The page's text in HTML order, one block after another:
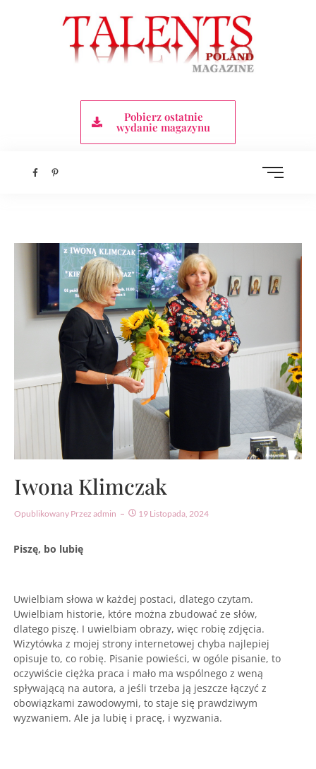
Pobierz ostatnie
wydanie magazynu
Iwona Klimczak
Opublikowany Przez Admin 19 Listopada, 2024
Piszę, bo lubię
Uwielbiam słowa w każdej postaci, dlatego czytam.
Uwielbiam historie, które można zbudować ze słów,
dlatego piszę. I uwielbiam obrazy, więc robię zdjęcia.
Wizytówka z mojej strony internetowej chyba najlepiej
opisuje to, co robię. Pisanie powieści, w ogóle pisanie, to
oczywiście ciężka praca i mało ma wspólnego z weną
spływającą na autora, a jeśli trzeba ją jeszcze łączyć z
obowiązkami zawodowymi, to staje się prawdziwym
wyzwaniem. Ale ja lubię i pracę, i wyzwania.